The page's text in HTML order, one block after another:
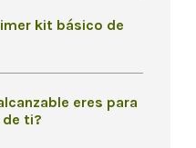
kit básico de
eres para
de ti?